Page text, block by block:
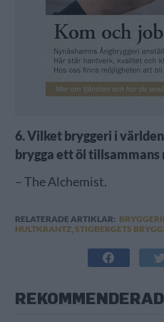
6. Vilket bryggeri i
brygga ett öl tillsammans
– The Alchemist.
RELATERADE ARTIKLAR:
HULTKRANTZ, STIGBERGETS